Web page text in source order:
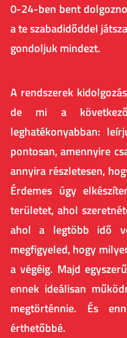
0-24-ben bent
a te szabadidőddel
gondoljuk mindezt.
A rendszerek
de mi a
leghatékonyabban:
pontosan, amennyire
annyira részletesen,
Érdemes úgy
területet, ahol
ahol a legtöbb idő
megfigyeled, hogy
a végéig. Majd
ennek ideálisan
megtörténnie. És
érthetőbbé.